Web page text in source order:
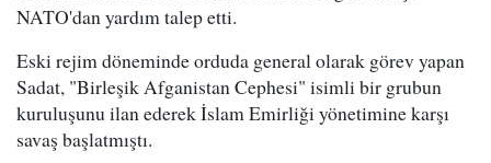
NATO'dan yardım talep etti.
Eski rejim döneminde orduda general olarak görev yapan
Sadat, "Birleşik Afganistan Cephesi" isimli bir grubun
kuruluşunu ilan ederek İslam Emirliği yönetimine karşı
savaş başlatmıştı.